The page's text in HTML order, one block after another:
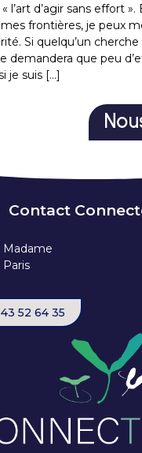
l’art d’agir sans effort
frontières, je peux
Si quelqu’un
demandera que peu
je suis […]
Contact
Madame
52 64 35